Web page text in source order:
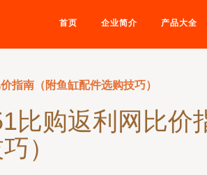
首页 企业简介 产品大全
指南（附鱼缸配件选购技巧）
比购返利网比价
）